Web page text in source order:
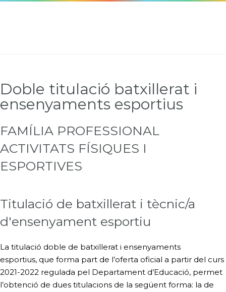
Doble titulació batxillerat i
ensenyaments esportius
FAMÍLIA PROFESSIONAL
ACTIVITATS FÍSIQUES I
ESPORTIVES
Titulació de batxillerat i tècnic/a
d'ensenyament esportiu
La titulació doble de batxillerat i ensenyaments
esportius, que forma part de l’oferta oficial a partir del curs
2021-2022 regulada pel Departament d’Educació, permet
l’obtenció de dues titulacions de la següent forma: la de